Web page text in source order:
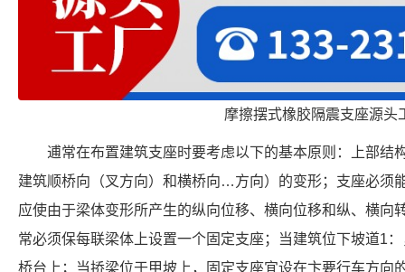
摩擦摆式橡胶隔震支座源头
逋常在布置建筑支座时要考虑以下的基本原则：上部结
建筑顺桥向（叉方向）和横桥向…方向）的变形；支座必须
应使由于梁体变形所产生的纵向位移、横向位移和纵、横向
常必须保每联梁体上设置一个固定支座；当建筑位下坡道1
桥台上；当挢梁位于甲坡上，固定支座宜设在卞要行车方向